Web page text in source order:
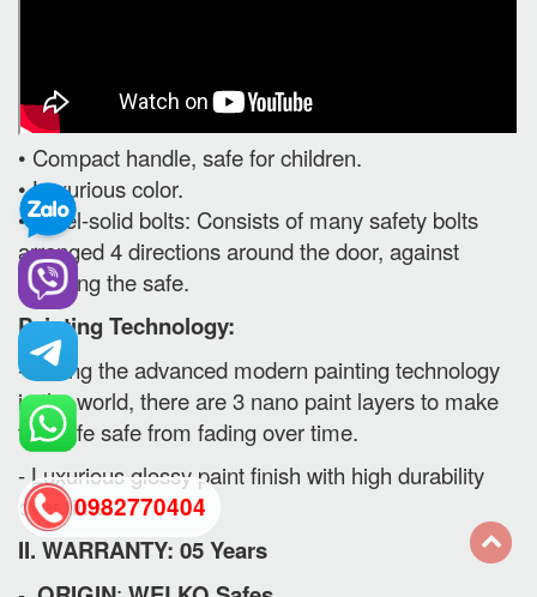
• Compact handle, safe for children.
• Luxurious color.
• Steel-solid bolts: Consists of many safety bolts
arranged 4 directions around the door, against
breaking the safe.
Painting Technology:
- Using the advanced modern painting technology
in the world, there are 3 nano paint layers to make
the safe safe from fading over time.
- Luxurious glossy paint finish with high durability
over time.
II. WARRANTY: 05 Years
0982770404